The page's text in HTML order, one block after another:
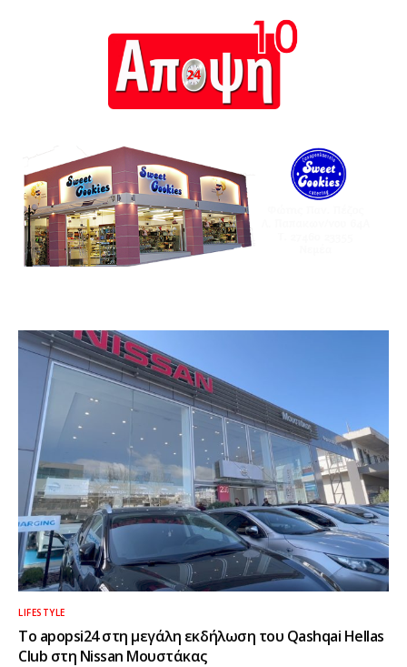
LIFESTYLE
To apopsi24 στη μεγάλη εκδήλωση του Qashqai Hellas
Club στη Nissan Μουστάκας